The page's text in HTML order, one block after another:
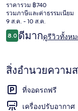
ปัจจุบัน
฿626
ราคารวม ฿740
รวมภาษีและค่าธรรมเนียม
9 ส.ค. - 10 ส.ค.
รีวิว
8.08.0 จาก 10
ดีมากดูรีวิวทั้งหม
สิ่งอำนวยความ
ที่จอดรถฟรี
เครื่องปรับอากาศ